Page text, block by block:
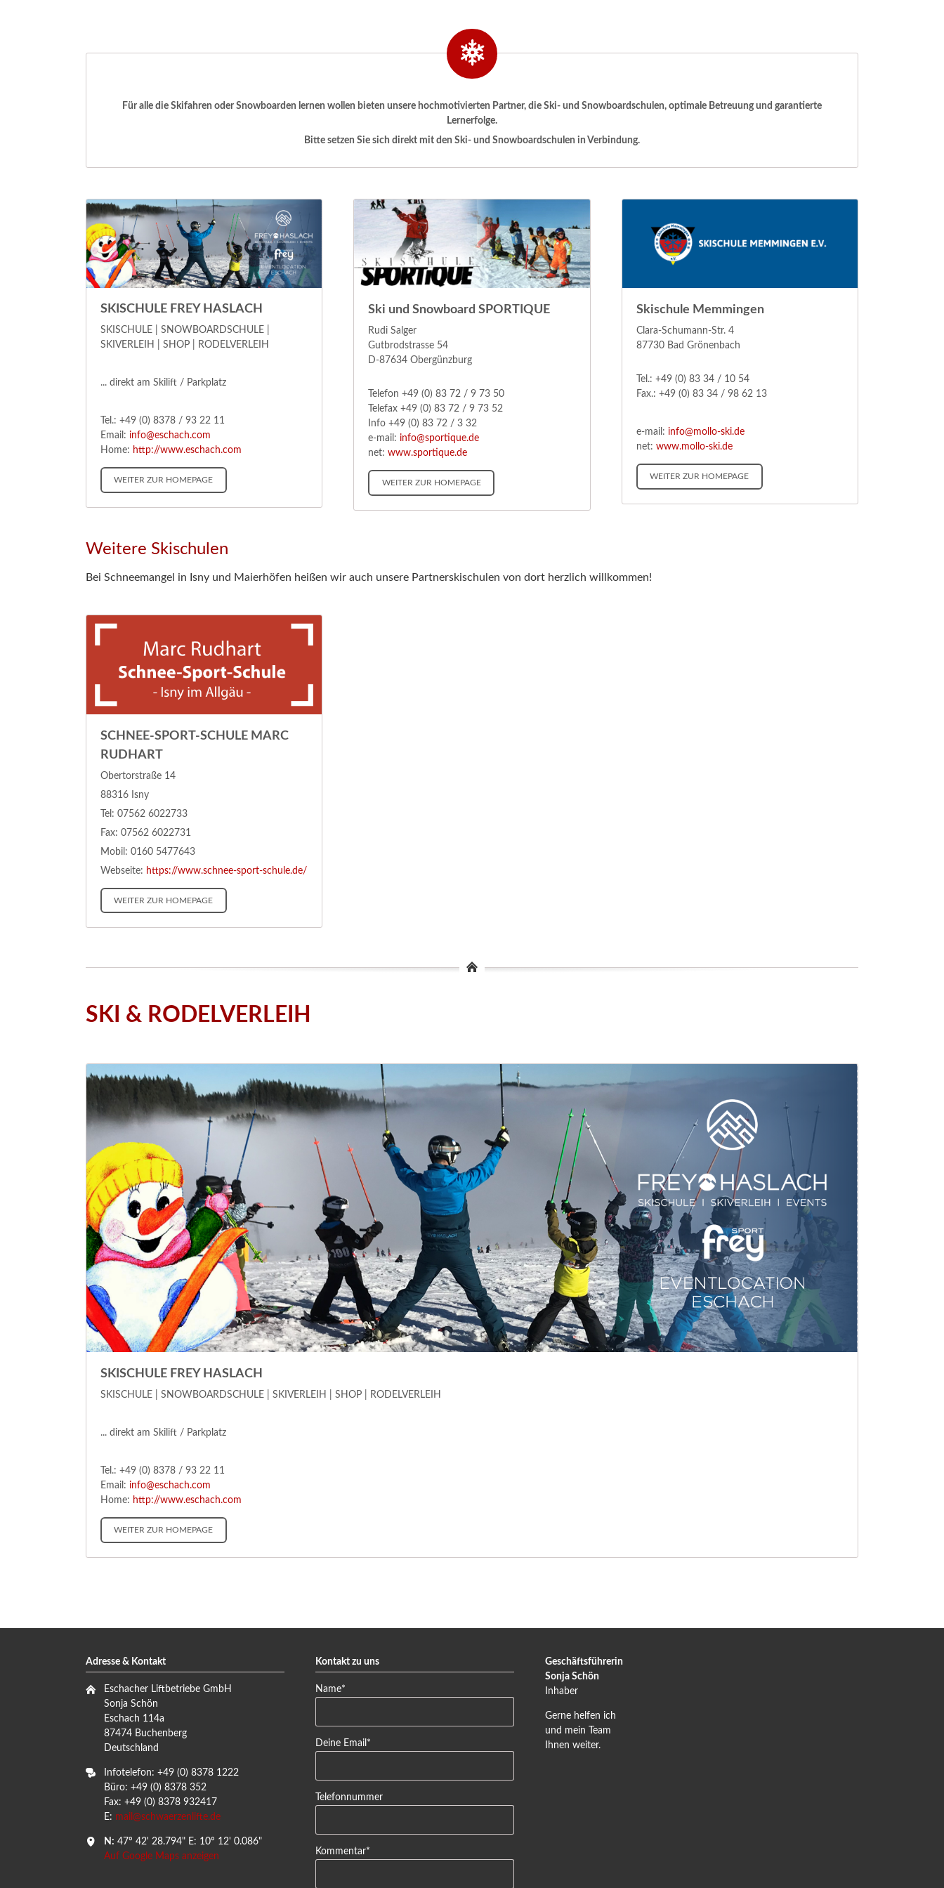
Für alle die Skifahren oder Snowboarden lernen wollen bieten unsere hochmotivierten Partner, die Ski- und Snowboardschulen, optimale Betreuung und garantierte
Lernerfolge.
Bitte setzen Sie sich direkt mit den Ski- und Snowboardschulen in Verbindung.
SKISCHULE FREY HASLACH
SKISCHULE | SNOWBOARDSCHULE |
SKIVERLEIH | SHOP | RODELVERLEIH
... direkt am Skilift / Parkplatz
Tel.: +49 (0) 8378 / 93 22 11
Email: info@eschach.com
Home: http://www.eschach.com
WEITER ZUR HOMEPAGE
Ski und Snowboard SPORTIQUE
Rudi Salger
Gutbrodstrasse 54
D-87634 Obergünzburg
Telefon +49 (0) 83 72 / 9 73 50
Telefax +49 (0) 83 72 / 9 73 52
Info +49 (0) 83 72 / 3 32
e-mail: info@sportique.de
net:www.sportique.de
WEITER ZUR HOMEPAGE
Skischule Memmingen
Clara-Schumann-Str. 4
87730 Bad Grönenbach
Tel.: +49 (0) 83 34 / 10 54
Fax.: +49 (0) 83 34 / 98 62 13
e-mail: info@mollo-ski.de
net: www.mollo-ski.de
WEITER ZUR HOMEPAGE
Weitere Skischulen
Bei Schneemangel in Isny und Maierhöfen heißen wir auch unsere Partnerskischulen von dort herzlich willkommen!
SCHNEE-SPORT-SCHULE MARC
RUDHART
Obertorstraße 14
88316 Isny
Tel: 07562 6022733
Fax: 07562 6022731
Mobil: 0160 5477643
Webseite: https://www.schnee-sport-schule.de/
WEITER ZUR HOMEPAGE
SKI & RODELVERLEIH
SKISCHULE FREY HASLACH
SKISCHULE | SNOWBOARDSCHULE | SKIVERLEIH | SHOP | RODELVERLEIH
... direkt am Skilift / Parkplatz
Tel.: +49 (0) 8378 / 93 22 11
Email: info@eschach.com
Home: http://www.eschach.com
WEITER ZUR HOMEPAGE
Adresse & Kontakt
Eschacher Liftbetriebe GmbH
Sonja Schön
Eschach 114a
87474 Buchenberg
Deutschland
Infotelefon: +49 (0) 8378 1222
Büro: +49 (0) 8378 352
Fax: +49 (0) 8378 932417
E: mail@schwaerzenlifte.de
N: 47º 42' 28.794" E: 10º 12' 0.086"
Auf Google Maps anzeigen
Kontakt zu uns
Pflichtfeld
Name*
Pflichtfeld
Deine Email *
Telefonnummer
Pflichtfeld
Kommentar*
Geschäftsführerin
Sonja Schön
Inhaber
Gerne helfen ich
und mein Team
Ihnen weiter.